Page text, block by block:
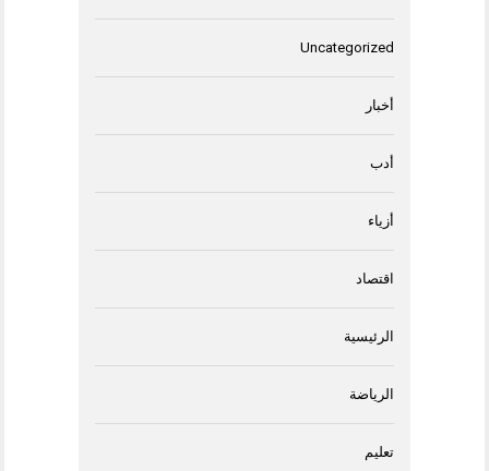
Uncategorized
أخبار
أدب
أزياء
اقتصاد
الرئيسية
الرياضة
تعليم